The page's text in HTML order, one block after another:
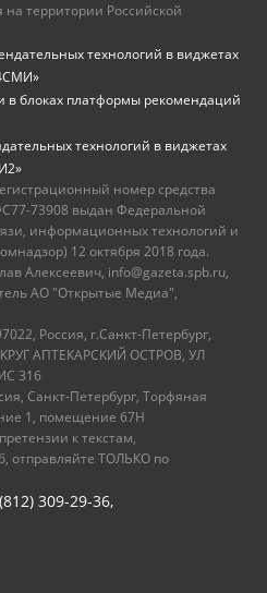
территории Российской
технологий в виджетах
в блоках платформы рекомендаций
технологий в виджетах
номер средства
73908 выдан Федеральной
информационных технологий и
12 октября 2018 года.
Алексеевич, info@gazeta.spb.ru,
АО "Открытые Медиа",
Россия, г.Санкт-Петербург,
АПТЕКАРСКИЙ ОСТРОВ, УЛ
316
Санкт-Петербург, Торфяная
1, помещение 67Н
к текстам,
отправляйте ТОЛЬКО по
309-29-36,